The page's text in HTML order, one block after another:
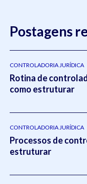
Postagens
CONTROLADORIA JURÍDICA
Rotina de
como estruturar
CONTROLADORIA JURÍDICA
Processos de
estruturar